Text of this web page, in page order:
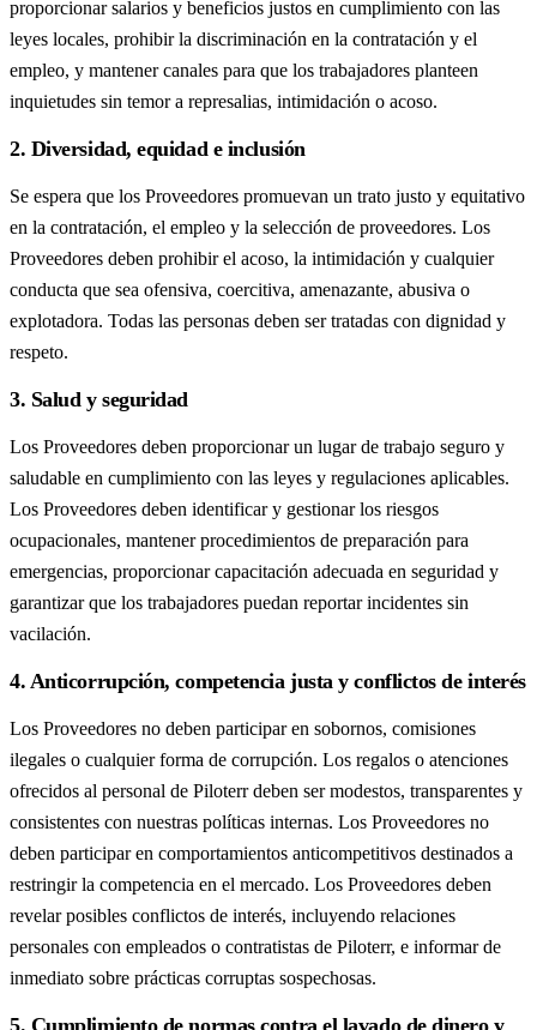
proporcionar salarios y beneficios justos en cumplimiento con las
leyes locales, prohibir la discriminación en la contratación y el
empleo, y mantener canales para que los trabajadores planteen
inquietudes sin temor a represalias, intimidación o acoso.
2. Diversidad, equidad e inclusión
Se espera que los Proveedores promuevan un trato justo y equitativo
en la contratación, el empleo y la selección de proveedores. Los
Proveedores deben prohibir el acoso, la intimidación y cualquier
conducta que sea ofensiva, coercitiva, amenazante, abusiva o
explotadora. Todas las personas deben ser tratadas con dignidad y
respeto.
3. Salud y seguridad
Los Proveedores deben proporcionar un lugar de trabajo seguro y
saludable en cumplimiento con las leyes y regulaciones aplicables.
Los Proveedores deben identificar y gestionar los riesgos
ocupacionales, mantener procedimientos de preparación para
emergencias, proporcionar capacitación adecuada en seguridad y
garantizar que los trabajadores puedan reportar incidentes sin
vacilación.
4. Anticorrupción, competencia justa y conflictos de interés
Los Proveedores no deben participar en sobornos, comisiones
ilegales o cualquier forma de corrupción. Los regalos o atenciones
ofrecidos al personal de Piloterr deben ser modestos, transparentes y
consistentes con nuestras políticas internas. Los Proveedores no
deben participar en comportamientos anticompetitivos destinados a
restringir la competencia en el mercado. Los Proveedores deben
revelar posibles conflictos de interés, incluyendo relaciones
personales con empleados o contratistas de Piloterr, e informar de
inmediato sobre prácticas corruptas sospechosas.